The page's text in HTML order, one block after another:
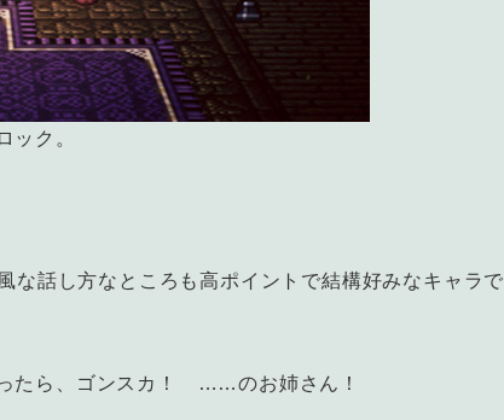
ック。
な話し方なところも高ポイントで結構好みなキャラで
たら、ゴンスカ！ ……のお姉さん！